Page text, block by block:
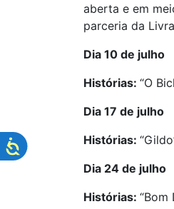
aberta e em
parceria da
Dia 10 de julho
Histórias: “O
Dia 17 de julho
Histórias:
Dia 24 de julho
Histórias: “Bom